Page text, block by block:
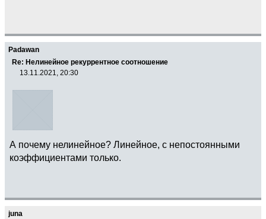
Padawan
Re: Нелинейное рекуррентное соотношение
13.11.2021, 20:30
А почему нелинейное? Линейное, с непостоянными
коэффициентами только.
juna